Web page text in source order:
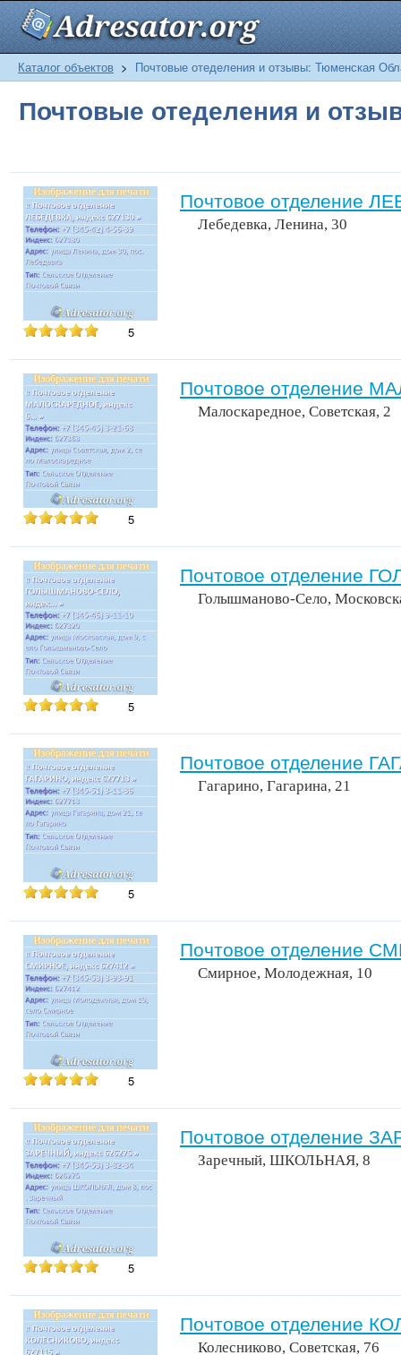
Каталог объектов > Почтовые отеделения и отзывы: Тюменская
Почтовые отеделения и
5
Почтовое отделение
Лебедевка, Ленина, 30
5
Почтовое отделение
Малоскаредное, Советская, 2
5
Почтовое отделение
Голышманово-Село,
5
Почтовое отделение
Гагарино, Гагарина, 21
5
Почтовое отделение
Смирное, Молодежная, 10
5
Почтовое отделение
Заречный, ШКОЛЬНАЯ, 8
Почтовое отделение
Колесниково, Советская, 76